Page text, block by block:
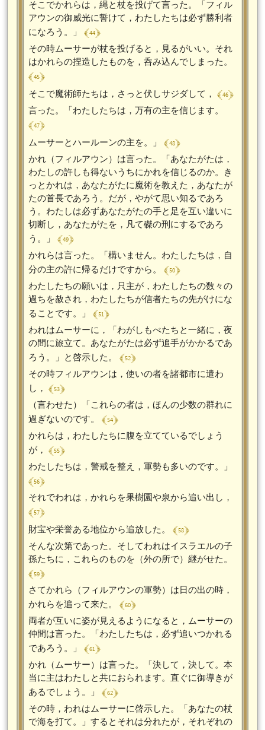
そこでかれらは，縄と杖を投げて言った。「フィル
アウンの御威光に誓けて，わたしたちは必ず勝利者
になろう。」 ﴾ 44 ﴿
その時ムーサーが杖を投げると，見るがいい。それ
はかれらの捏造したものを，呑み込んでしまった。
﴾ 45 ﴿
そこで魔術師たちは，さっと伏しサジダして， ﴾ 46 ﴿
言った。「わたしたちは，万有の主を信じます。
﴾ 47 ﴿
ムーサーとハールーンの主を。」 ﴾ 48 ﴿
かれ（フィルアウン）は言った。「あなたがたは，
わたしの許しも得ないうちにかれを信じるのか。き
っとかれは，あなたがたに魔術を教えた，あなたが
たの首長であろう。だが，やがて思い知るであろ
う。わたしは必ずあなたがたの手と足を互い違いに
切断し，あなたがたを，凡て磔の刑にするであろ
う。」 ﴾ 49 ﴿
かれらは言った。「構いません。わたしたちは，自
分の主の許に帰るだけですから。 ﴾ 50 ﴿
わたしたちの願いは，只主が，わたしたちの数々の
過ちを赦され，わたしたちが信者たちの先がけにな
ることです。」 ﴾ 51 ﴿
われはムーサーに，「わがしもべたちと一緒に，夜
の間に旅立て。あなたがたは必ず追手がかかるであ
ろう。」と啓示した。 ﴾ 52 ﴿
その時フィルアウンは，使いの者を諸都市に遣わ
し， ﴾ 53 ﴿
（言わせた）「これらの者は，ほんの少数の群れに
過ぎないのです。 ﴾ 54 ﴿
かれらは，わたしたちに腹を立てているでしょう
が， ﴾ 55 ﴿
わたしたちは，警戒を整え，軍勢も多いのです。」
﴾ 56 ﴿
それでわれは，かれらを果樹園や泉から追い出し，
﴾ 57 ﴿
財宝や栄誉ある地位から追放した。 ﴾ 58 ﴿
そんな次第であった。そしてわれはイスラエルの子
孫たちに，これらのものを（外の所で）継がせた。
﴾ 59 ﴿
さてかれら（フィルアウンの軍勢）は日の出の時，
かれらを追って来た。 ﴾ 60 ﴿
両者が互いに姿が見えるようになると，ムーサーの
仲間は言った。「わたしたちは，必ず追いつかれる
であろう。」 ﴾ 61 ﴿
かれ（ムーサー）は言った。「決して，決して。本
当に主はわたしと共におられます。直ぐに御導きが
あるでしょう。」 ﴾ 62 ﴿
その時，われはムーサーに啓示した。「あなたの杖
で海を打て。」するとそれは分れたが，それぞれの